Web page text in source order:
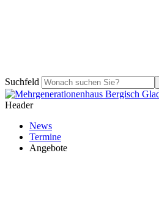
Suchfeld
Header
News
Termine
Angebote